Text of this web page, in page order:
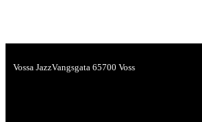
Vossa JazzVangsgata 65700 Voss